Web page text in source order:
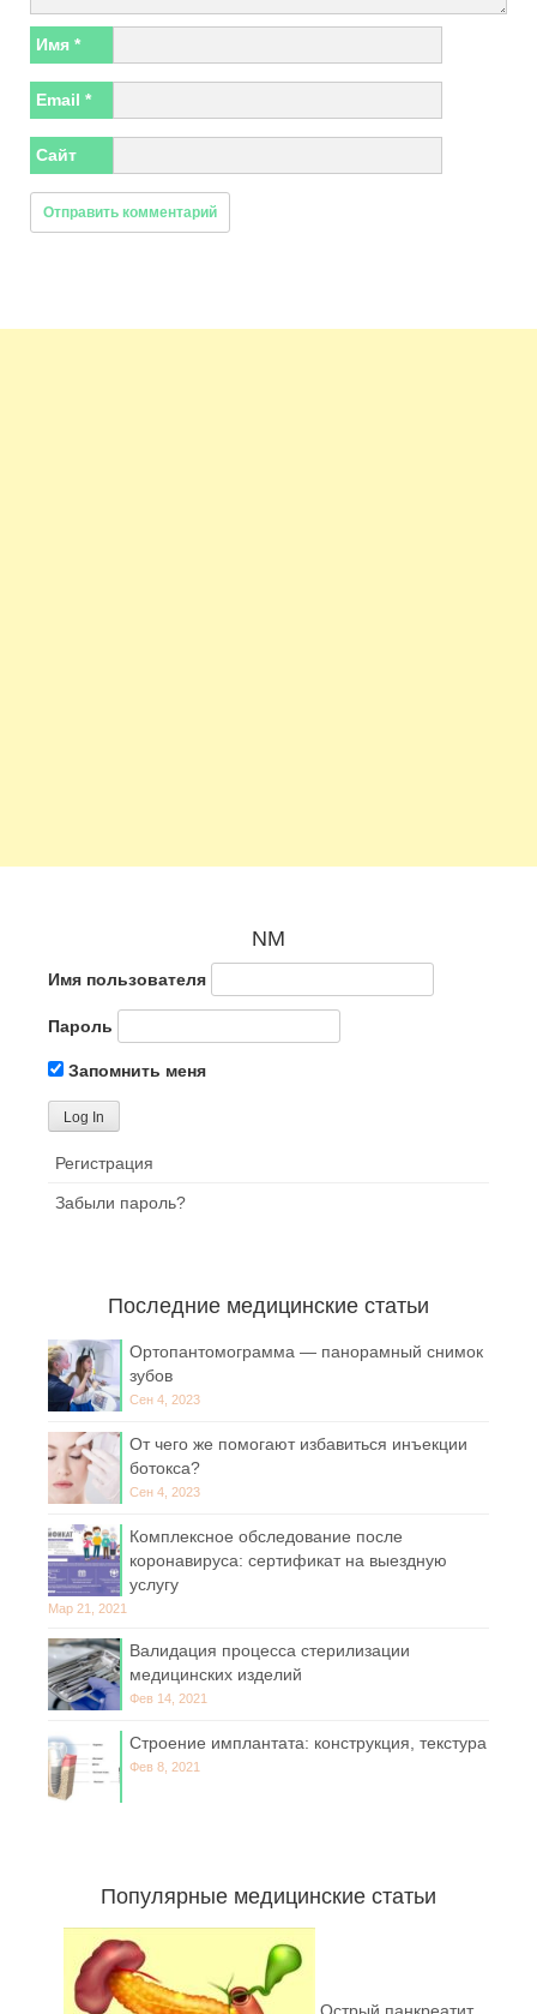
Имя *
Email *
Сайт
NM
Имя пользователя
Пароль
Запомнить меня
Регистрация
Забыли пароль?
Последние медицинские статьи
Ортопантомограмма — панорамный снимок
зубов
Сен 4, 2023
От чего же помогают избавиться инъекции
ботокса?
Сен 4, 2023
Комплексное обследование после
коронавируса: сертификат на выездную
услугу
Мар 21, 2021
Валидация процесса стерилизации
медицинских изделий
Фев 14, 2021
Строение имплантата: конструкция, текстура
Фев 8, 2021
Популярные медицинские статьи
Острый панкреатит